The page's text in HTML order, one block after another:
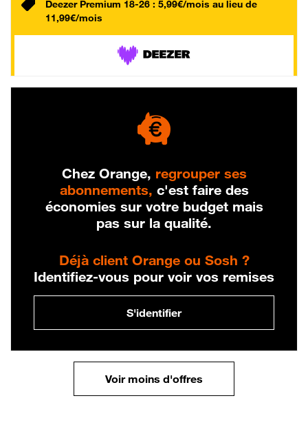
Deezer Premium 18-26 : 5,99€/mois au lieu de
11,99€/mois
Chez Orange, regrouper ses
abonnements, c'est faire des
économies sur votre budget mais
pas sur la qualité.
Déjà client Orange ou Sosh ?
Identifiez-vous pour voir vos remises
S'identifier
Voir moins d'offres